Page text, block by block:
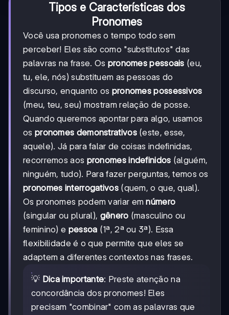
Tipos e Características dos
Pronomes
Você usa pronomes o tempo todo sem
perceber! Eles são como "substitutos" das
palavras na frase. Os pronomes pessoais (eu,
tu, ele, nós) substituem as pessoas do
discurso, enquanto os pronomes possessivos
(meu, teu, seu) mostram relação de posse.
Quando queremos apontar para algo, usamos
os pronomes demonstrativos(este, esse,
aquele). Já para falar de coisas indefinidas,
recorremos aos pronomes indefinidos (alguém,
ninguém, tudo). Para fazer perguntas, temos os
pronomes interrogativos(quem, o que, qual).
Os pronomes podem variar emnúmero
(singular ou plural), gênero (masculino ou
feminino) e pessoa (1ª, 2ª ou 3ª). Essa
flexibilidade é o que permite que eles se
adaptem a diferentes contextos nas frases.
💡 Dica importante: Preste atenção na
concordância dos pronomes! Eles
precisam "combinar" com as palavras que